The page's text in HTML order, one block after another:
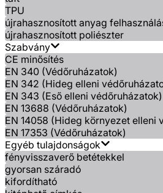
TPU
újrahasznosított anyag
újrahasznosított poliészter
Szabvány
CE minősítés
EN 340 (Védőruházatok)
EN 342 (Hideg elleni
EN 343 (Eső elleni védőruházatok)
EN 13688 (Védőruházatok)
EN 14058 (Hideg környezet elleni
EN 17353 (Védőruházatok)
Egyéb tulajdonságok
fényvisszaverő betétekkel
gyorsan száradó
kifordítható